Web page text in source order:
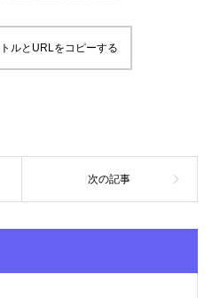
ルとURLをコピーする